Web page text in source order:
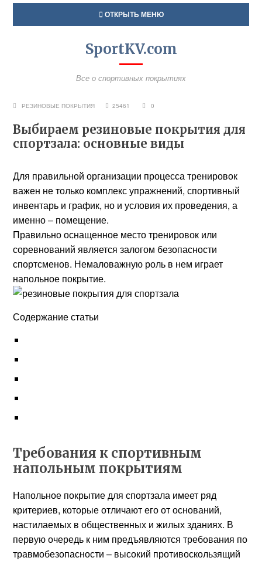
ОТКРЫТЬ МЕНЮ
SportKV.com
Все о спортивных покрытиях
РЕЗИНОВЫЕ ПОКРЫТИЯ 25461 0
Выбираем резиновые покрытия для
спортзала: основные виды
Для правильной организации процесса тренировок
важен не только комплекс упражнений, спортивный
инвентарь и график, но и условия их проведения, а
именно – помещение.
Правильно оснащенное место тренировок или
соревнований является залогом безопасности
спортсменов. Немаловажную роль в нем играет
напольное покрытие.
Содержание статьи
Требования к спортивным
напольным покрытиям
Напольное покрытие для спортзала имеет ряд
критериев, которые отличают его от оснований,
настилаемых в общественных и жилых зданиях. В
первую очередь к ним предъявляются требования по
травмобезопасности – высокий противоскользящий